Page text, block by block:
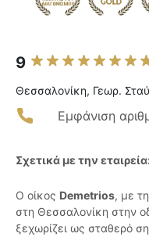
9
Θεσσαλονίκη, Γεωρ.
Εμφάνιση
Σχετικά με την
Ο οίκος Demetrios, με
στη Θεσσαλονίκη στην
ξεχωρίζει ως σταθερό